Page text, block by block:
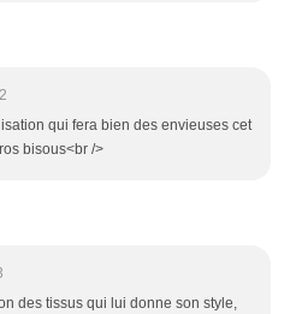
qui fera bien des envieuses cet
bisous<br />
des tissus qui lui donne son style,